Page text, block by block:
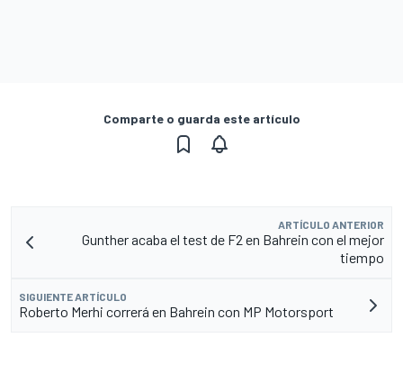
Comparte o guarda este artículo
ARTÍCULO ANTERIOR
Gunther acaba el test de F2 en Bahrein con el mejor
tiempo
SIGUIENTE ARTÍCULO
Roberto Merhi correrá en Bahrein con MP Motorsport